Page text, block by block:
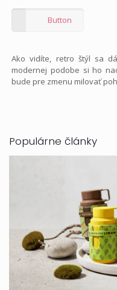
Button
Ako vidíte, retro štýl sa
modernej podobe si ho
bude pre zmenu milovať
Populárne články